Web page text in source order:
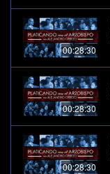
00:28:30
00:28:30
00:28:30